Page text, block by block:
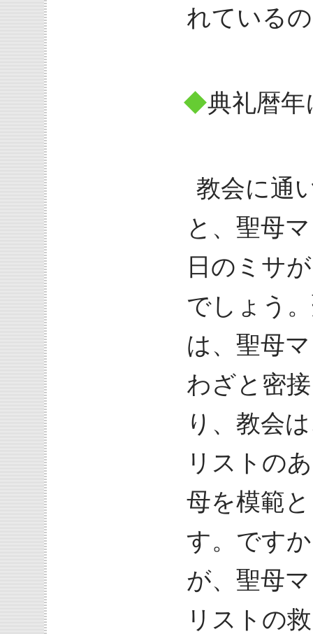
れている
◆典礼暦
教会に通
と、聖母
日のミサ
でしょう
は、聖母
わざと密
り、教会
リストの
母を模範
す。です
が、聖母
リストの